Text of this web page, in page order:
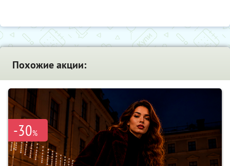
Похожие акции:
-30%